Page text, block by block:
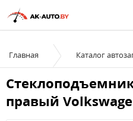
Главная Каталог
правый